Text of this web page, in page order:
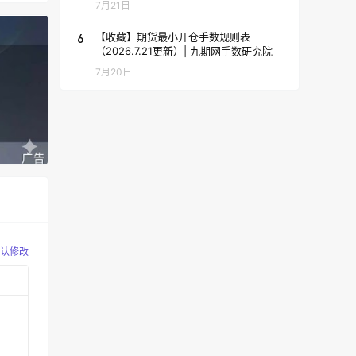
修改
7月21日
6
【收藏】期货最小开仓手数规则表
（2026.7.21更新）| 九期网手数研究院
7月20日